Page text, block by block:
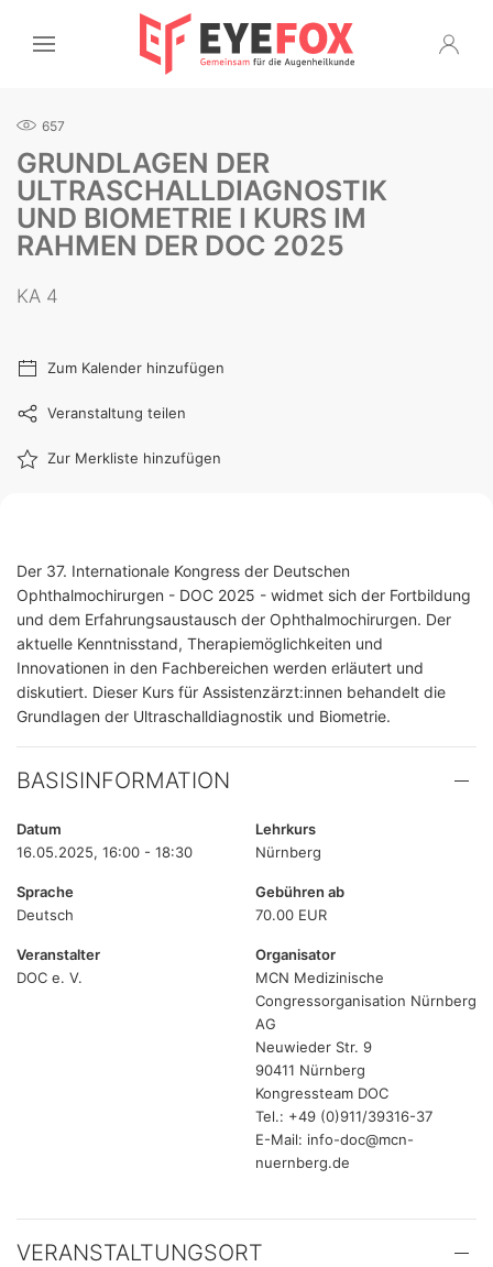
657
GRUNDLAGEN DER
ULTRASCHALLDIAGNOSTIK
UND BIOMETRIE I KURS IM
RAHMEN DER DOC 2025
KA 4
Zum Kalender hinzufügen
Veranstaltung teilen
Zur Merkliste hinzufügen
Der 37. Internationale Kongress der Deutschen
Ophthalmochirurgen - DOC 2025 - widmet sich der Fortbildung
und dem Erfahrungsaustausch der Ophthalmochirurgen. Der
aktuelle Kenntnisstand, Therapiemöglichkeiten und
Innovationen in den Fachbereichen werden erläutert und
diskutiert. Dieser Kurs für Assistenzärzt:innen behandelt die
Grundlagen der Ultraschalldiagnostik und Biometrie.
BASISINFORMATION
Datum
16.05.2025, 16:00 - 18:30
Lehrkurs
Nürnberg
Sprache
Deutsch
Gebühren ab
70.00 EUR
Veranstalter
DOC e. V.
Organisator
MCN Medizinische
Congressorganisation Nürnberg
AG
Neuwieder Str. 9
90411 Nürnberg
Kongressteam DOC
Tel.: +49 (0)911/39316-37
E-Mail: info-doc@mcn-
nuernberg.de
VERANSTALTUNGSORT